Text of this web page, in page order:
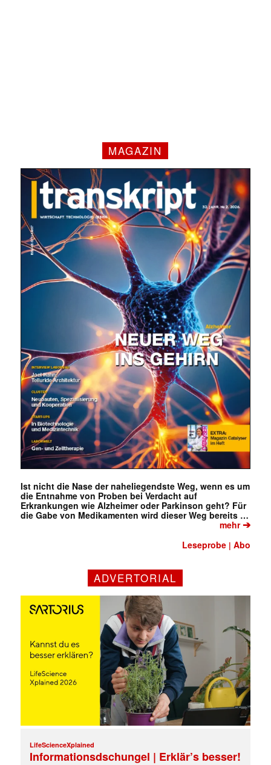
MAGAZIN
Ist nicht die Nase der naheliegendste Weg, wenn es um
die Entnahme von Proben bei Verdacht auf
Erkrankungen wie Alzheimer oder Parkinson geht? Für
die Gabe von Medikamenten wird dieser Weg bereits …
mehr➔
Leseprobe |Abo
ADVERTORIAL
LifeScienceXplained
Informationsdschungel | Erklär’s besser!